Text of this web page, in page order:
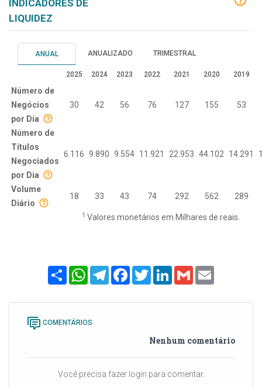
INDICADORES DE
LIQUIDEZ
ANUAL ANUALIZADO TRIMESTRAL
2025 2024 2023 2022 2021 2020 2019
Número de
Negócios
por Dia
30 42 56 76 127 155 53
Número de
Títulos
Negociados
por Dia
6.116 9.890 9.554 11.921 22.953 44.102 14.291
Volume
Diário
18 33 43 74 292 562 289
1 Valores monetários em Milhares de reais.
ShareWhatsAppTelegramFacebook
TwitterLinkedInGmail
COMENTÁRIOS
Nenhum comentário
Você precisa fazer login para comentar.